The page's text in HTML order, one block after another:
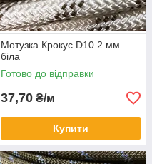
Мотузка Крокус D10.2 мм
біла
Готово до відправки
37,70 ₴/м
Купити